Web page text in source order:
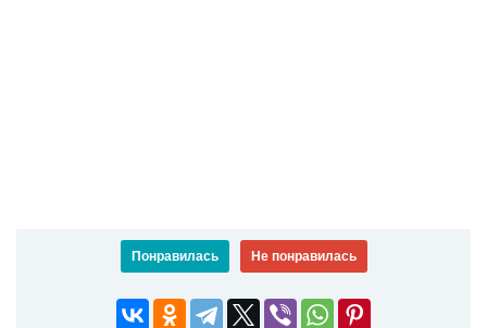
Понравилась Не понравилась